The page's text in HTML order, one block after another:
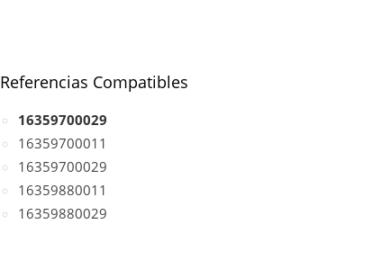
Referencias Compatibles
16359700029
16359700011
16359700029
16359880011
16359880029